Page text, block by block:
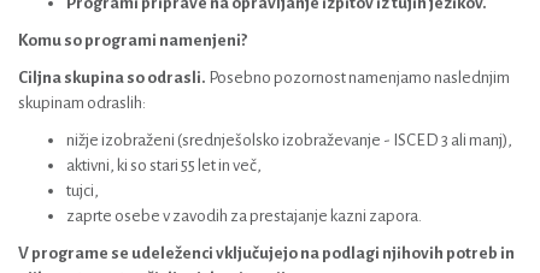
Komu so programi namenjeni?
Ciljna skupina so odrasli. Posebno pozornost namenjamo naslednjim
skupinam odraslih:
nižje izobraženi (srednješolsko izobraževanje - ISCED 3 ali manj),
aktivni, ki so stari 55 let in več,
tujci,
zaprte osebe v zavodih za prestajanje kazni zapora.
V programe se udeleženci vključujejo na podlagi njihovih potreb in